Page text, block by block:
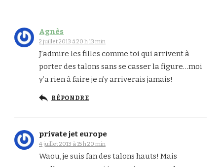
Agnès
2 juillet 2013 à 20 h 13 min
J’admire les filles comme toi qui arrivent à
porter des talons sans se casser la figure…moi
y’a rien à faire je n’y arriverais jamais!
RÉPONDRE
private jet europe
4 juillet 2013 à 15 h 20 min
Waou, je suis fan des talons hauts! Mais